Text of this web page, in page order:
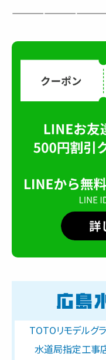
TOTOリモデルグ
水道局指定工事